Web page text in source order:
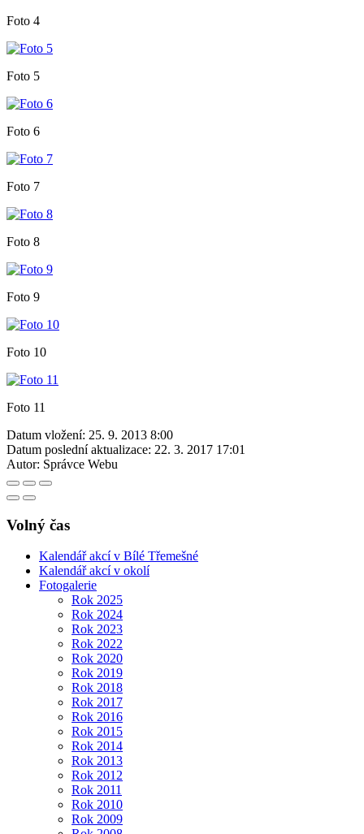
Foto 4
Foto 5
Foto 6
Foto 7
Foto 8
Foto 9
Foto 10
Foto 11
Datum vložení: 25. 9. 2013 8:00
Datum poslední aktualizace: 22. 3. 2017 17:01
Autor: Správce Webu
Volný čas
Kalendář akcí v Bílé Třemešné
Kalendář akcí v okolí
Fotogalerie
Rok 2025
Rok 2024
Rok 2023
Rok 2022
Rok 2020
Rok 2019
Rok 2018
Rok 2017
Rok 2016
Rok 2015
Rok 2014
Rok 2013
Rok 2012
Rok 2011
Rok 2010
Rok 2009